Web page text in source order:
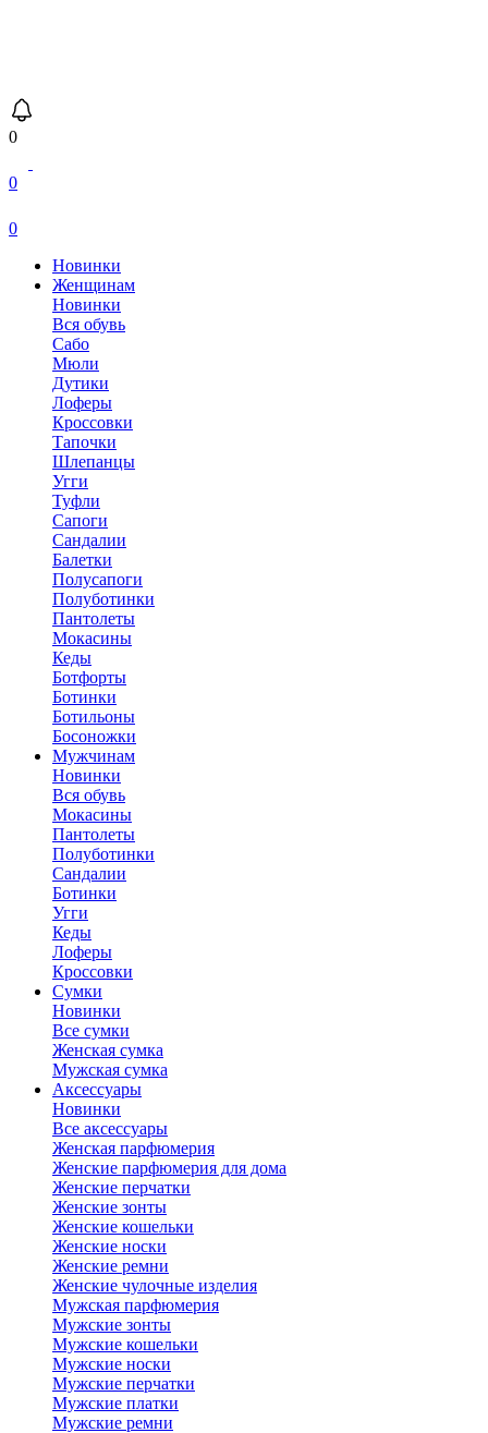
0
0
0
Новинки
Женщинам
Новинки
Вся обувь
Сабо
Мюли
Дутики
Лоферы
Кроссовки
Тапочки
Шлепанцы
Угги
Туфли
Сапоги
Сандалии
Балетки
Полусапоги
Полуботинки
Пантолеты
Мокасины
Кеды
Ботфорты
Ботинки
Ботильоны
Босоножки
Мужчинам
Новинки
Вся обувь
Мокасины
Пантолеты
Полуботинки
Сандалии
Ботинки
Угги
Кеды
Лоферы
Кроссовки
Сумки
Новинки
Все сумки
Женская сумка
Мужская сумка
Аксессуары
Новинки
Все аксессуары
Женская парфюмерия
Женские парфюмерия для дома
Женские перчатки
Женские зонты
Женские кошельки
Женские носки
Женские ремни
Женские чулочные изделия
Мужская парфюмерия
Мужские зонты
Мужские кошельки
Мужские носки
Мужские перчатки
Мужские платки
Мужские ремни